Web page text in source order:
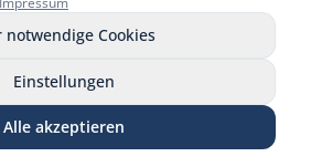
Flächenkonzentrat
E-Mail Muster anfordern Shop
notwendige Cookies
Einstellungen
Alle akzeptieren